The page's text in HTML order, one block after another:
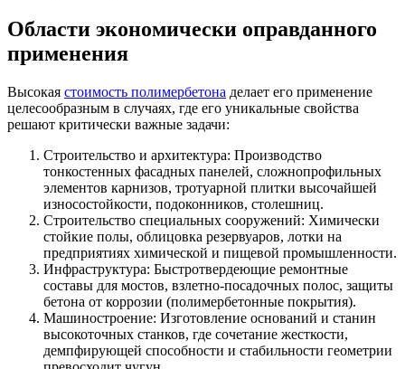
Области экономически оправданного
применения
Высокая стоимость полимербетона делает его применение
целесообразным в случаях, где его уникальные свойства
решают критически важные задачи:
Строительство и архитектура: Производство
тонкостенных фасадных панелей, сложнопрофильных
элементов карнизов, тротуарной плитки высочайшей
износостойкости, подоконников, столешниц.
Строительство специальных сооружений: Химически
стойкие полы, облицовка резервуаров, лотки на
предприятиях химической и пищевой промышленности.
Инфраструктура: Быстротвердеющие ремонтные
составы для мостов, взлетно-посадочных полос, защиты
бетона от коррозии (полимербетонные покрытия).
Машиностроение: Изготовление оснований и станин
высокоточных станков, где сочетание жесткости,
демпфирующей способности и стабильности геометрии